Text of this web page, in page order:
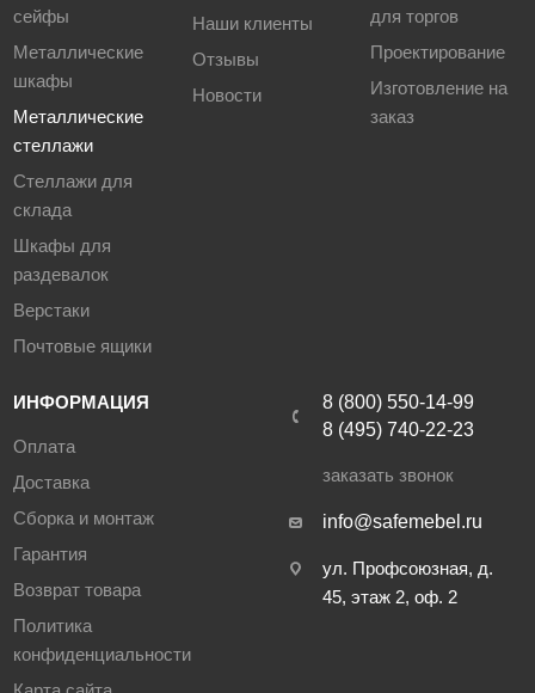
сейфы
Металлические
шкафы
Металлические
стеллажи
Стеллажи для
склада
Шкафы для
раздевалок
Верстаки
Почтовые ящики
Наши клиенты
Отзывы
Новости
для торгов
Проектирование
Изготовление на
заказ
ИНФОРМАЦИЯ
Оплата
Доставка
Сборка и монтаж
Гарантия
Возврат товара
Политика
конфиденциальности
8 (800) 550-14-99
8 (495) 740-22-23
заказать звонок
info@safemebel.ru
ул. Профсоюзная, д.
45, этаж 2, оф. 2